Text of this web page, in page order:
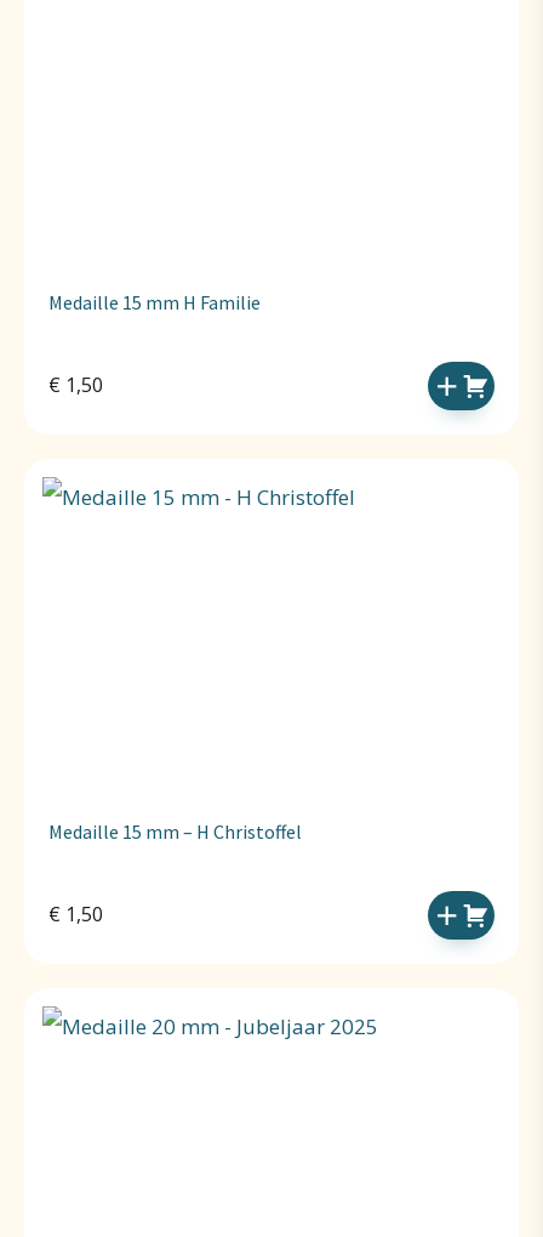
Medaille 15 mm H Familie
€ 1,50
Medaille 15 mm – H Christoffel
€ 1,50